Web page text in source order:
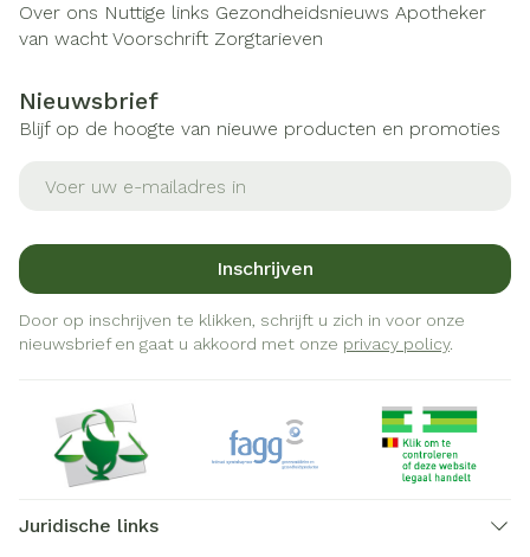
Over ons Nuttige links Gezondheidsnieuws Apotheker
van wacht Voorschrift Zorgtarieven
Nieuwsbrief
Blijf op de hoogte van nieuwe producten en promoties
Inschrijven
Door op inschrijven te klikken, schrijft u zich in voor onze
nieuwsbrief en gaat u akkoord met onze privacy policy.
Juridische links